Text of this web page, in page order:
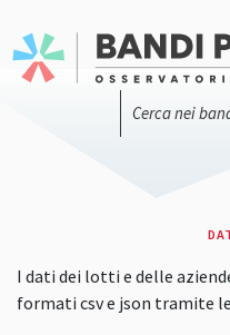
I dati dei lotti e delle
formati csv e json tramite